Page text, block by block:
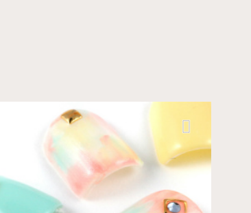
ナチュラル
パステルカラー×スタッズ...